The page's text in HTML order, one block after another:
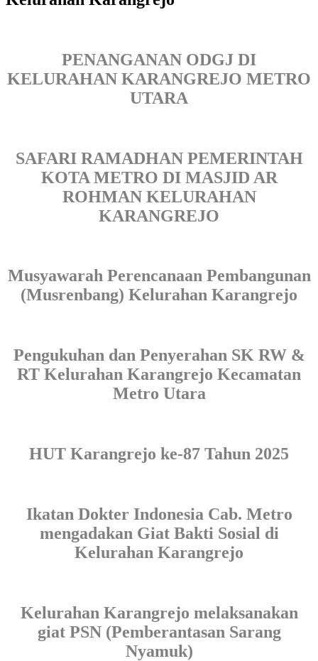
PENANGANAN ODGJ DI
KELURAHAN KARANGREJO METRO
UTARA
SAFARI RAMADHAN PEMERINTAH
KOTA METRO DI MASJID AR
ROHMAN KELURAHAN
KARANGREJO
Musyawarah Perencanaan Pembangunan
(Musrenbang) Kelurahan Karangrejo
Pengukuhan dan Penyerahan SK RW &
RT Kelurahan Karangrejo Kecamatan
Metro Utara
HUT Karangrejo ke-87 Tahun 2025
Ikatan Dokter Indonesia Cab. Metro
mengadakan Giat Bakti Sosial di
Kelurahan Karangrejo
Kelurahan Karangrejo melaksanakan
giat PSN (Pemberantasan Sarang
Nyamuk)